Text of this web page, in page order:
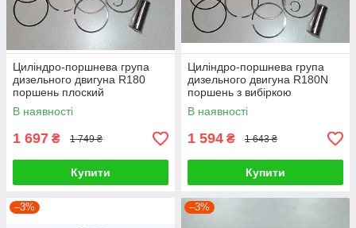
Циліндро-поршнева група
дизельного двигуна R180
поршень плоский
В наявності
1 697 ₴ 1 749 ₴
Купити
Циліндро-поршнева група
дизельного двигуна R180N
поршень з вибіркою
В наявності
1 594 ₴ 1 643 ₴
Купити
–3% –3%